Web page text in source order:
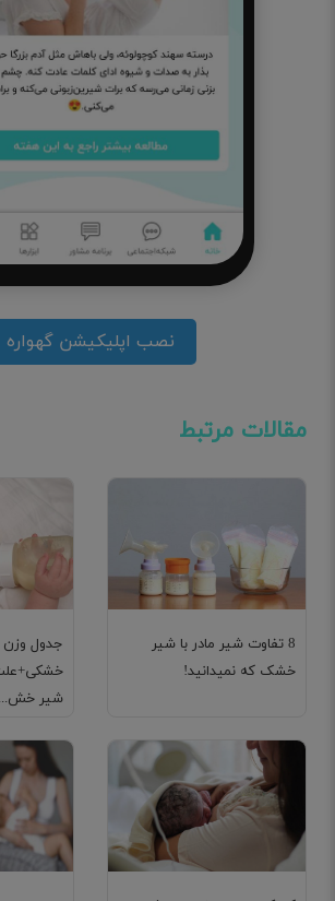
نصب اپلیکیشن گهواره
مقالات مرتبط
جدول وزن
شیر خش...
8 تفاوت شیر مادر با شیر
خشک که نمیدانید!